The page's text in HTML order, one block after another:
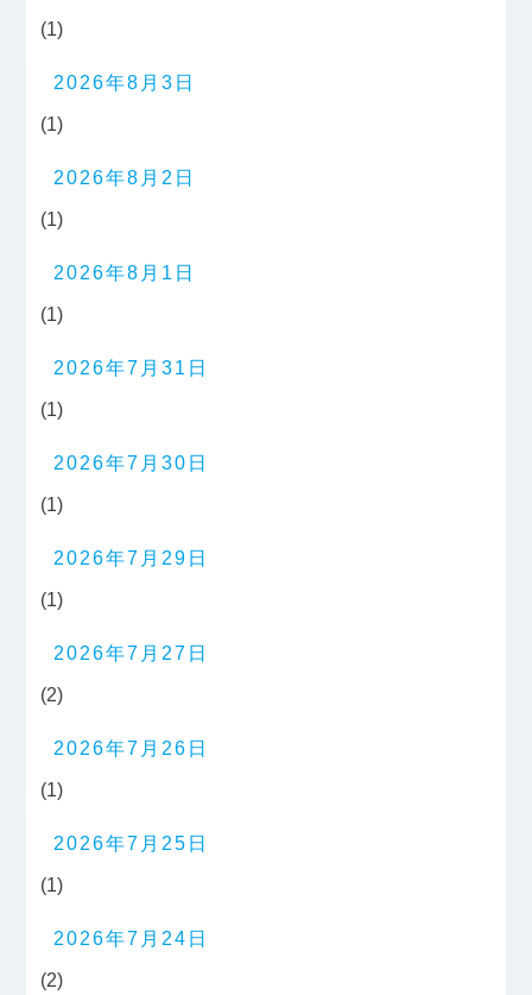
(1)
2026年8月3日
(1)
2026年8月2日
(1)
2026年8月1日
(1)
2026年7月31日
(1)
2026年7月30日
(1)
2026年7月29日
(1)
2026年7月27日
(2)
2026年7月26日
(1)
2026年7月25日
(1)
2026年7月24日
(2)